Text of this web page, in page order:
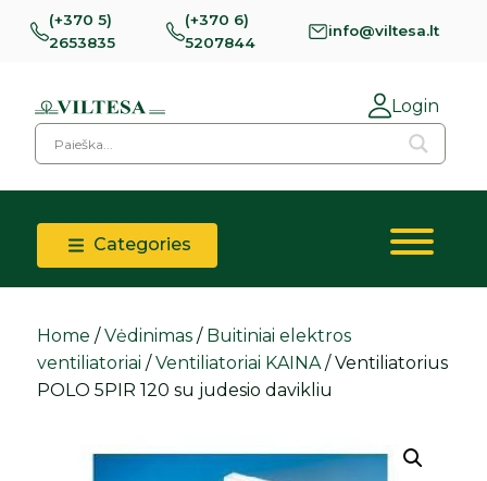
(+370 5)
2653835
(+370 6)
5207844
info@viltesa.lt
Login
Categories
Home /Vėdinimas / Buitiniai elektros
ventiliatoriai /Ventiliatoriai KAINA/ Ventiliatorius
POLO 5PIR 120 su judesio davikliu